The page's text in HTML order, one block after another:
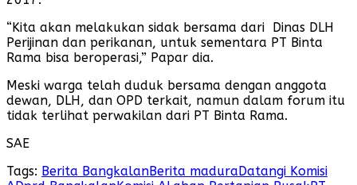
“Kita akan melakukan sidak bersama dari Dinas DLH
Perijinan dan perikanan, untuk sementara PT Binta
Rama bisa beroperasi,” Papar dia.
Meski warga telah duduk bersama dengan anggota
dewan, DLH, dan OPD terkait, namun dalam forum itu
tidak terlihat perwakilan dari PT Binta Rama.
SAE
Tags: Berita BangkalanBerita maduraDatangi Komisi